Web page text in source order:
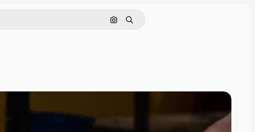
画像で検索
検索